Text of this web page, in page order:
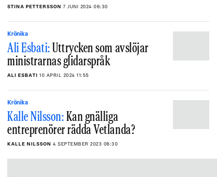
STINA PETTERSSON 7 JUNI 2024 06:30
Krönika
Ali Esbati: Uttrycken som avslöjar
ministrarnas glidarspråk
ALI ESBATI 10 APRIL 2024 11:55
Krönika
Kalle Nilsson:Kan gnälliga
entreprenörer rädda Vetlanda?
KALLE NILSSON 4 SEPTEMBER 2023 06:30